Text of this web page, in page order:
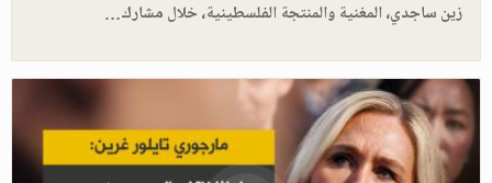
زين ساجدي، المغنية والمنتجة الفلسطينية، خلال مشارك…